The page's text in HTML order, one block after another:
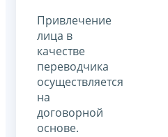
Привлечение
лица в
качестве
переводчика
осуществляется
на
договорной
основе.